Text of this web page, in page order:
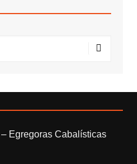
Egregoras Cabalísticas